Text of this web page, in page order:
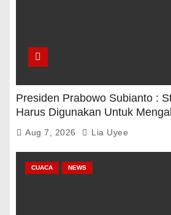
Presiden Prabowo Subianto :
Harus Digunakan Untuk
Aug 7, 2026 Lia Uyee
CUACA NEWS